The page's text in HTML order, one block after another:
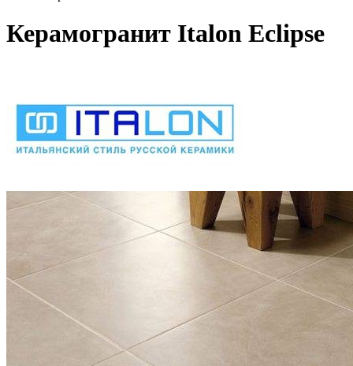
Керамогранит Italon Eclipse